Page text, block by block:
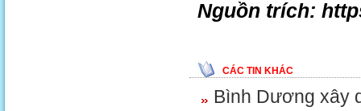
Nguồn trích:
CÁC TIN KHÁC
Bình Dương xây